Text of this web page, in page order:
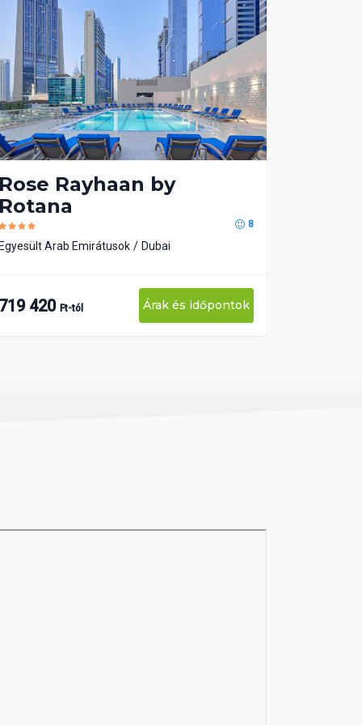
Rayhaan by
8
Arab Emirátusok Dubai
420 Ft-tól Árak és időpontok